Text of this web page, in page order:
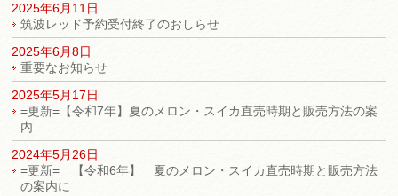
2025年6月11日
筑波レッド予約受付終了のおしらせ
2025年6月8日
重要なお知らせ
2025年5月17日
=更新=【令和7年】夏のメロン・スイカ直売時期と販売方法の案
内
2024年5月26日
=更新= 【令和6年】 夏のメロン・スイカ直売時期と販売方法
の案内に